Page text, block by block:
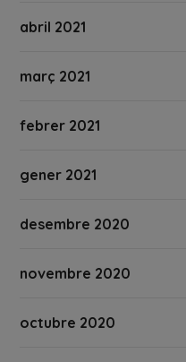
abril 2021
març 2021
febrer 2021
gener 2021
desembre 2020
novembre 2020
octubre 2020